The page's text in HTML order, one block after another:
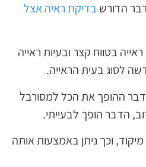
הדורש בדיקת ראיה אצל
בטווח קצר ובעיות ראייה
לסוג בעית הראייה.
דבר ההופך את הכל למסורבל
הדבר הופך לבעייתי.
וכך ניתן באמצעות אותה